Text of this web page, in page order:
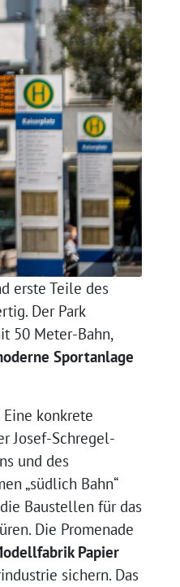
erste Teile des
Der Park
50 Meter-Bahn,
Sportanlage
Eine konkrete
Josef-Schregel-
und des
„südlich Bahn“
Baustellen für das
Die Promenade
Papier
sichern. Das